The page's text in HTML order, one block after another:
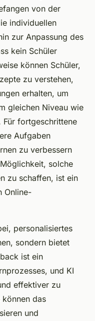
von der
individuellen
zur Anpassung des
kein Schüler
können Schüler,
zu verstehen,
erhalten, um
gleichen Niveau wie
Für fortgeschrittene
Aufgaben
zu verbessern
solche
zu schaffen, ist ein
Online-
personalisiertes
sondern bietet
ist ein
und KI
effektiver zu
das
und